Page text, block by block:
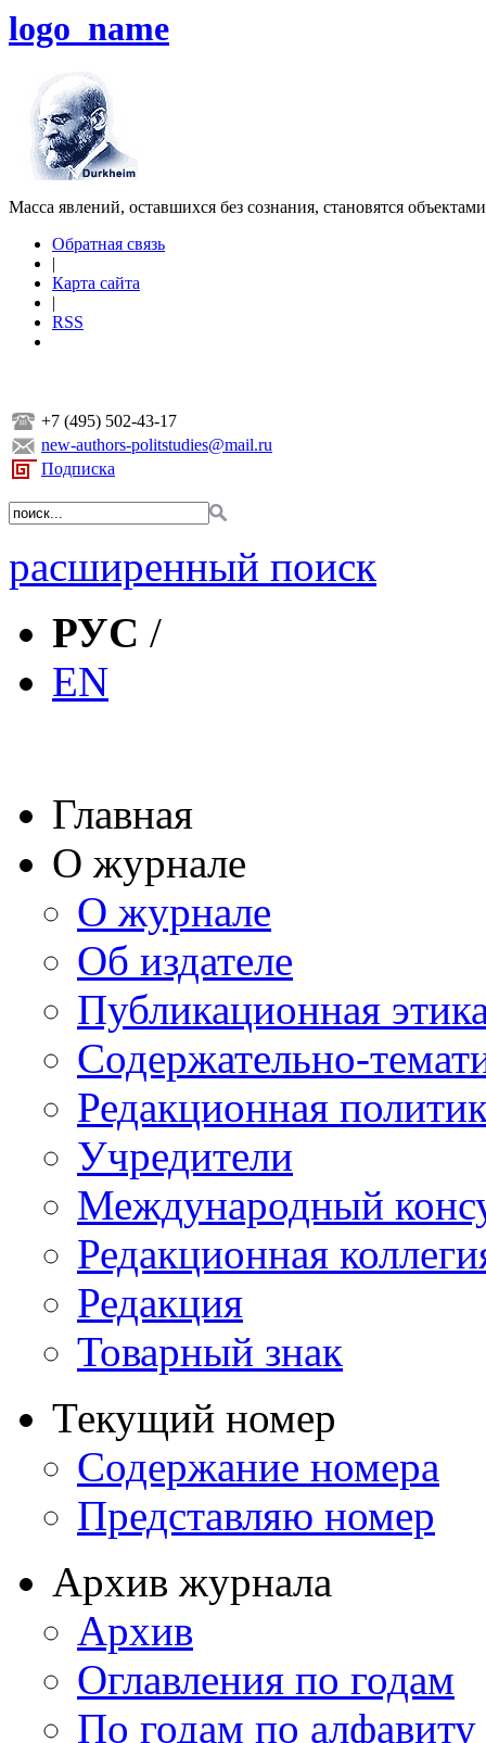
logo_name
Масса явлений, оставшихся без сознания, становятся
Обратная связь
|
Карта сайта
|
RSS
+7 (495) 502-43-17
new-authors-politstudies@mail.ru
Подписка
расширенный поиск
РУС /
EN
Главная
О журнале
О журнале
Об издателе
Публикационная
Содержательно-
Редакционная
Учредители
Международный
Редакционная
Редакция
Товарный знак
Текущий номер
Содержание номера
Представляю номер
Архив журнала
Архив
Оглавления по годам
По годам по алфавиту